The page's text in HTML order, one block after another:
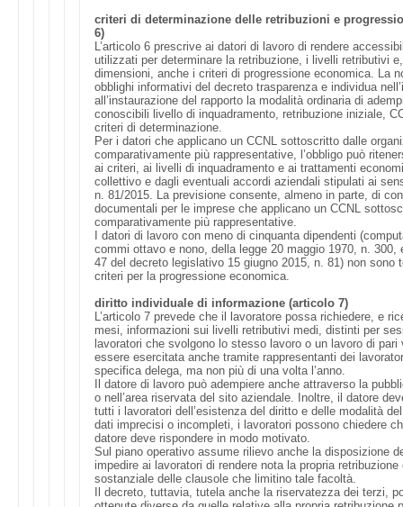
criteri di determinazione delle retribuzioni e
6)
L’articolo 6 prescrive ai datori di lavoro di rendere
utilizzati per determinare la retribuzione, i livelli retributivi
dimensioni, anche i criteri di progressione economica. La
obblighi informativi del decreto trasparenza e individua
all’instaurazione del rapporto la modalità ordinaria di
conoscibili livello di inquadramento, retribuzione iniziale,
criteri di determinazione.
Per i datori che applicano un CCNL sottoscritto dalle
comparativamente più rappresentative, l’obbligo può
ai criteri, ai livelli di inquadramento e ai trattamenti
collettivo e dagli eventuali accordi aziendali stipulati ai
n. 81/2015. La previsione consente, almeno in parte, di
documentali per le imprese che applicano un CCNL
comparativamente più rappresentative.
I datori di lavoro con meno di cinquanta dipendenti
commi ottavo e nono, della legge 20 maggio 1970, n. 300,
47 del decreto legislativo 15 giugno 2015, n. 81) non sono
criteri per la progressione economica.
diritto individuale di informazione (articolo 7)
L’articolo 7 prevede che il lavoratore possa richiedere, e
mesi, informazioni sui livelli retributivi medi, distinti per
lavoratori che svolgono lo stesso lavoro o un lavoro di
essere esercitata anche tramite rappresentanti dei
specifica delega, ma non più di una volta l’anno.
Il datore di lavoro può adempiere anche attraverso la
o nell’area riservata del sito aziendale. Inoltre, il datore
tutti i lavoratori dell’esistenza del diritto e delle modalità
dati imprecisi o incompleti, i lavoratori possono chiedere
datore deve rispondere in modo motivato.
Sul piano operativo assume rilievo anche la disposizione
impedire ai lavoratori di rendere nota la propria
sostanziale delle clausole che limitino tale facoltà.
Il decreto, tuttavia, tutela anche la riservatezza dei terzi,